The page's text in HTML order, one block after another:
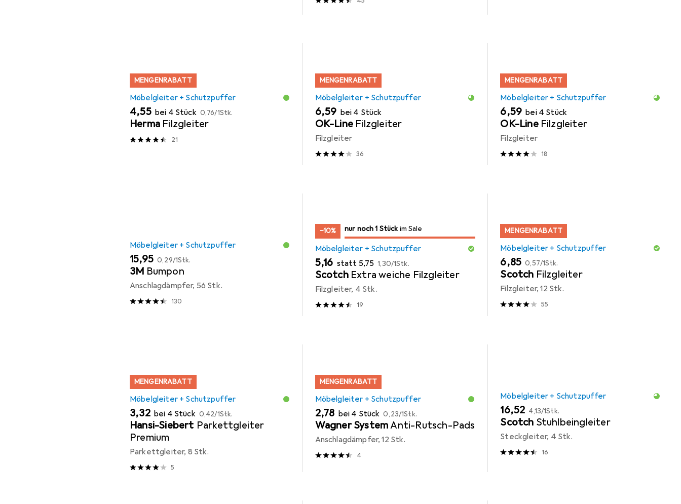
MENGENRABATT
Möbelgleiter + Schutzpuffer
EUR
4,55 bei 4 Stück EUR
0,76/1Stk.
Herma Filzgleiter
21
MENGENRABATT
Möbelgleiter + Schutzpuffer
EUR
6,59 bei 4 Stück
OK-Line Filzgleiter
Filzgleiter
36
MENGENRABATT
Möbelgleiter + Schutzpuffer
EUR
6,59 bei 4 Stück
OK-Line Filzgleiter
Filzgleiter
18
Möbelgleiter + Schutzpuffer
EUR
15,95 EUR
0,29/1Stk.
3M Bumpon
Anschlagdämpfer, 56 Stk.
130
−10% noch 1 Stückim Sale
nur noch 1 Stück im Sale
Möbelgleiter + Schutzpuffer
EUR
5,16 statt EUR
5,75 EUR
1,30/1Stk.
Scotch Extra weiche Filzgleiter
Filzgleiter, 4 Stk.
19
MENGENRABATT
Möbelgleiter + Schutzpuffer
EUR
6,85 EUR
0,57/1Stk.
Scotch Filzgleiter
Filzgleiter, 12 Stk.
55
MENGENRABATT
Möbelgleiter + Schutzpuffer
EUR
3,32 bei 4 Stück EUR
0,42/1Stk.
Hansi-Siebert Parkettgleiter
Premium
Parkettgleiter, 8 Stk.
5
MENGENRABATT
Möbelgleiter + Schutzpuffer
EUR
2,78 bei 4 Stück EUR
0,23/1Stk.
Wagner SystemAnti-Rutsch-Pads
Anschlagdämpfer, 12 Stk.
4
Möbelgleiter + Schutzpuffer
EUR
16,52 EUR
4,13/1Stk.
Scotch Stuhlbeingleiter
Steckgleiter, 4 Stk.
16